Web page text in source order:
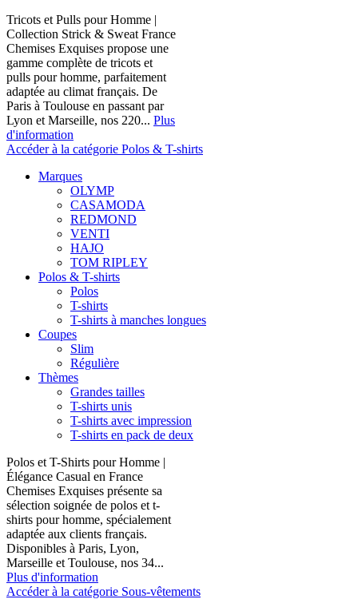
Tricots et Pulls pour Homme |
Collection Strick & Sweat France
Chemises Exquises propose une
gamme complète de tricots et
pulls pour homme, parfaitement
adaptée au climat français. De
Paris à Toulouse en passant par
Lyon et Marseille, nos 220... Plus
d'information
Accéder à la catégorie Polos & T-shirts
Marques
OLYMP
CASAMODA
REDMOND
VENTI
HAJO
TOM RIPLEY
Polos & T-shirts
Polos
T-shirts
T-shirts à manches longues
Coupes
Slim
Régulière
Thèmes
Grandes tailles
T-shirts unis
T-shirts avec impression
T-shirts en pack de deux
Polos et T-Shirts pour Homme |
Élégance Casual en France
Chemises Exquises présente sa
sélection soignée de polos et t-
shirts pour homme, spécialement
adaptée aux clients français.
Disponibles à Paris, Lyon,
Marseille et Toulouse, nos 34...
Plus d'information
Accéder à la catégorie Sous-vêtements